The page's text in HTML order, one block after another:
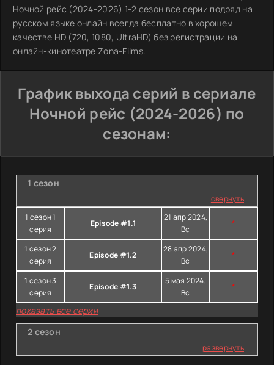
Ночной рейс (2024-2026) 1-2 сезон все серии подряд на
русском языке онлайн всегда бесплатно в хорошем
качестве HD (720, 1080, UltraHD) без регистрации на
онлайн-кинотеатре Zona-Films.
График выхода серий в сериале
Ночной рейс (2024-2026) по
сезонам:
1 сезон
свернуть
1 сезон 1
серия
Episode #1.1
21 апр 2024,
Вс
*
1 сезон 2
серия
Episode #1.2
28 апр 2024,
Вс
*
1 сезон 3
серия
Episode #1.3
5 мая 2024,
Вс
*
показать все серии
2 сезон
развернуть